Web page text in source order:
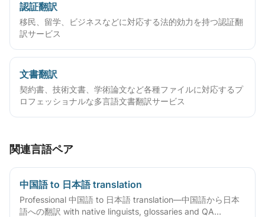
認証翻訳
移民、留学、ビジネスなどに対応する法的効力を持つ認証翻
訳サービス
文書翻訳
契約書、技術文書、学術論文など各種ファイルに対応するプ
ロフェッショナルな多言語文書翻訳サービス
関連言語ペア
中国語 to 日本語 translation
Professional 中国語 to 日本語 translation—中国語から日本
語への翻訳 with native linguists, glossaries and QA